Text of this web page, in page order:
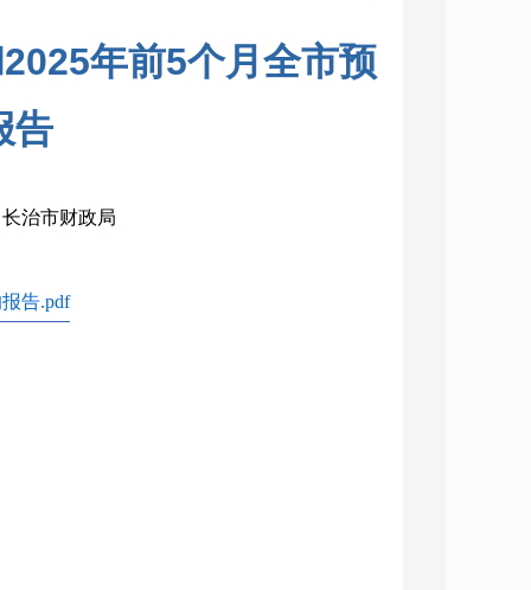
年前5个月全市预
告
治市财政局
告.pdf